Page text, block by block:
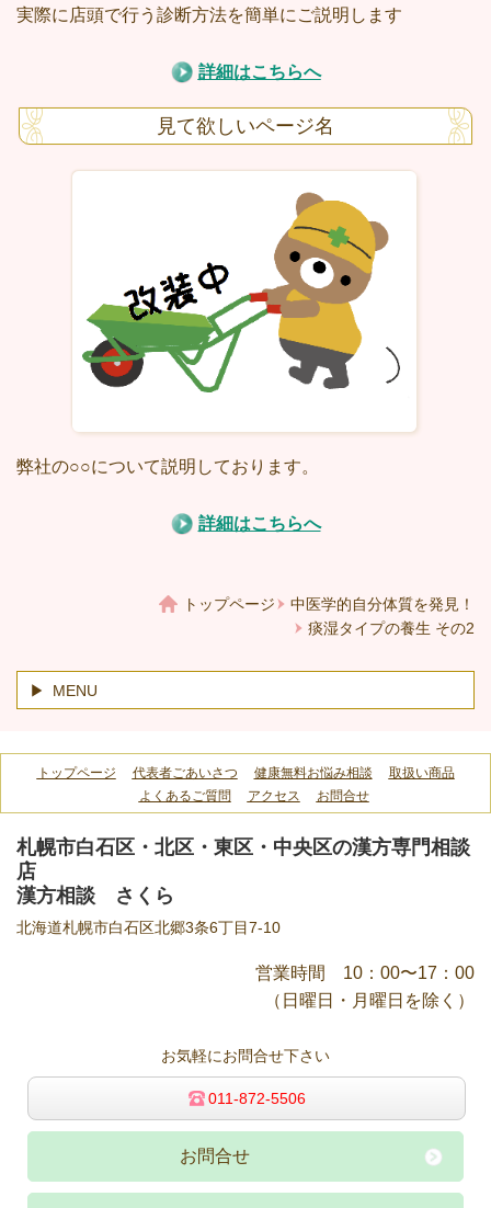
実際に店頭で行う診断方法を簡単にご説明します
詳細はこちらへ
見て欲しいページ名
弊社の○○について説明しております。
詳細はこちらへ
トップページ
中医学的自分体質を発見！
痰湿タイプの養生 その2
MENU
トップページ 代表者ごあいさつ 健康無料お悩み相談
取扱い商品
よくあるご質問
アクセス お問合せ
札幌市白石区・北区・東区・中央区の漢方専門相談
店
漢方相談 さくら
北海道札幌市白石区北郷3条6丁目7-10
営業時間 10：00〜17：00
（日曜日・月曜日を除く）
お気軽にお問合せ下さい
011-872-5506
お問合せ